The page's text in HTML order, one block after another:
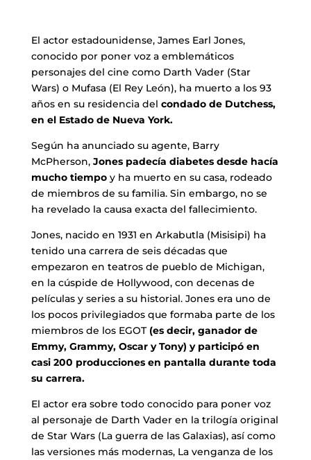
El actor estadounidense, James Earl Jones,
conocido por poner voz a emblemáticos
personajes del cine como Darth Vader (Star
Wars) o Mufasa (El Rey León), ha muerto a los 93
años en su residencia del condado de Dutchess,
en el Estado de Nueva York.
Según ha anunciado su agente, Barry
McPherson,Jones padecía diabetes desde hacía
mucho tiempoy ha muerto en su casa, rodeado
de miembros de su familia. Sin embargo, no se
ha revelado la causa exacta del fallecimiento.
Jones, nacido en 1931 en Arkabutla (Misisipi) ha
tenido una carrera de seis décadas que
empezaron en teatros de pueblo de Michigan,
en la cúspide de Hollywood, con decenas de
películas y series a su historial. Jones era uno de
los pocos privilegiados que formaba parte de los
miembros de los EGOT(es decir, ganador de
Emmy, Grammy, Oscar y Tony) y participó en
casi 200 producciones en pantalla durante toda
su carrera.
El actor era sobre todo conocido para poner voz
al personaje de Darth Vader en la trilogía original
de Star Wars (La guerra de las Galaxias), así como
las versiones más modernas, La venganza de los